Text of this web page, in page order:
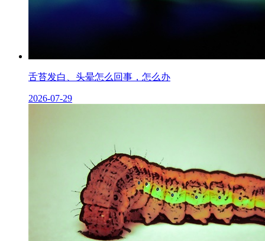
舌苔发白、头晕怎么回事，怎么办
2026-07-29